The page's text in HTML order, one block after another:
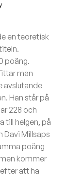
en teoretisk
poäng.
man
avslutande
Han står på
228 och
till helgen, på
Davi Millsaps
poäng
kommer
att ha